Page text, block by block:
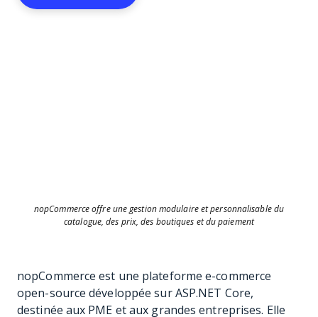
nopCommerce offre une gestion modulaire et personnalisable du
catalogue, des prix, des boutiques et du paiement
nopCommerce est une plateforme e-commerce
open-source développée sur ASP.NET Core,
destinée aux PME et aux grandes entreprises. Elle